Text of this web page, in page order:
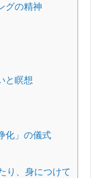
グの精神
と瞑想
化」の儀式
り、身につけて